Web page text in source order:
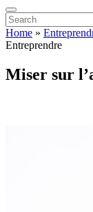
Home »
Entreprendre
Miser sur